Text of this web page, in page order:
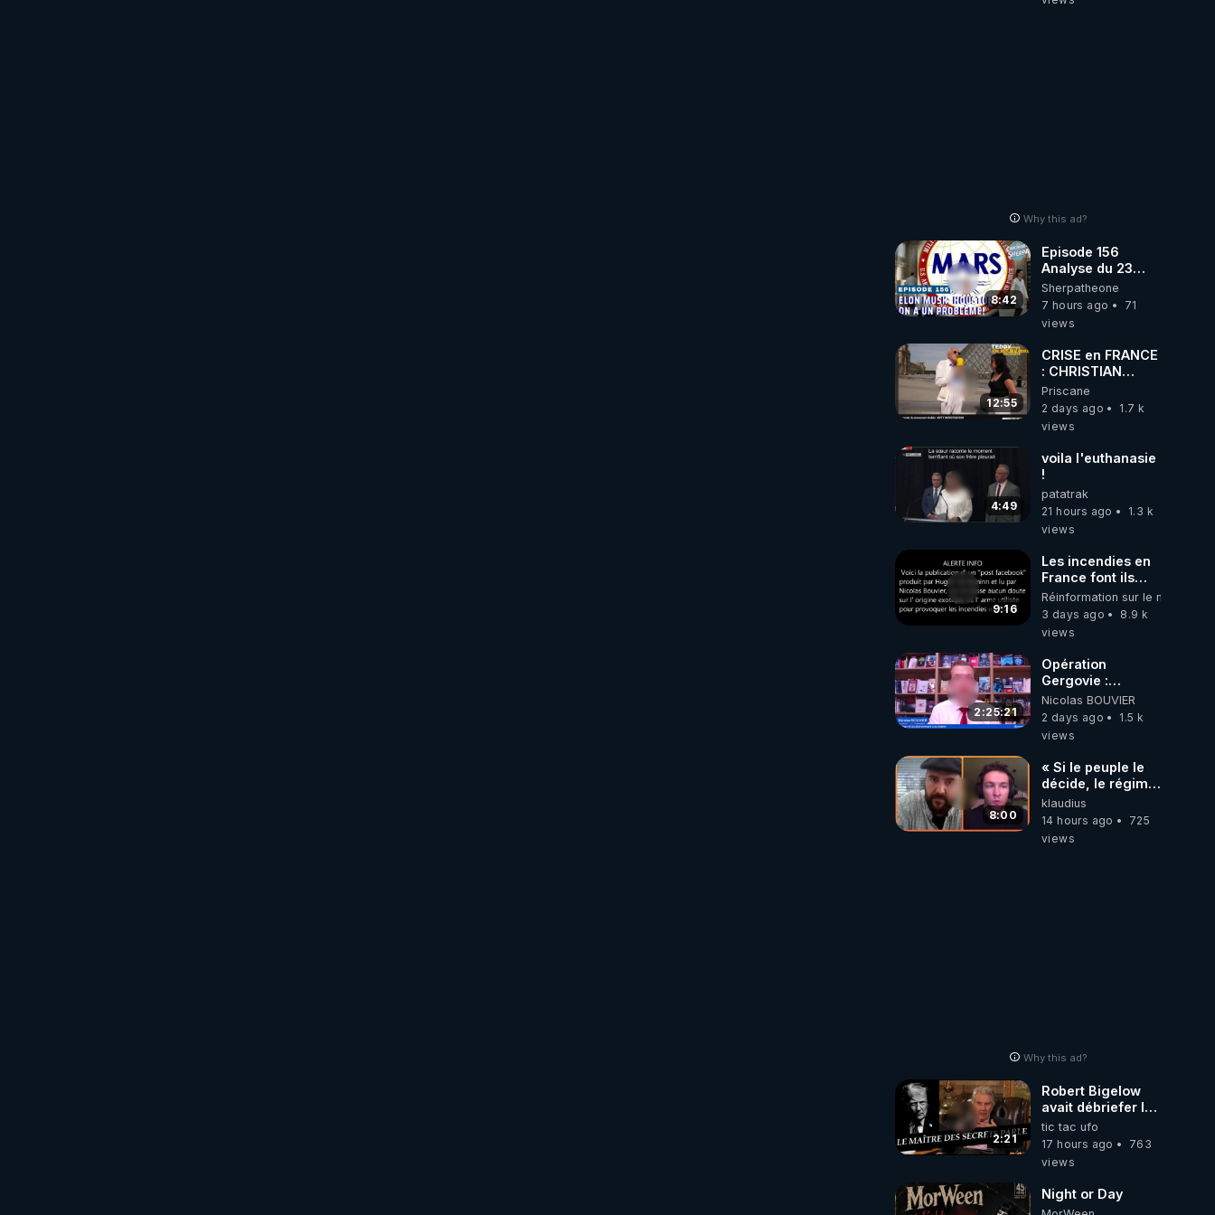
Why this ad?
8:42
Episode 156
Analyse du 23
février 2025 Elon
Musk : Houston ,
on a un problème
Sherpatheone
7 hours ago
71
views
12:55
CRISE en FRANCE
: CHRISTIAN
COTTEN FAIT une
étrange
découverte
Priscane
2 days ago
1.7 k
views
4:49
voila l'euthanasie
!
patatrak
21 hours ago
1.3 k
views
9:16
Les incendies en
France font ils
partie d' un plan
qui aurait débuté
le 11 septembre
Réinformation sur le monde
3 days ago
8.9 k
views
2:25:21
Opération
Gergovie :
‪@38resistancegauloise‬
‪@MarionSigautOfficiel‬
‪@gladysriifard5710‬
Nicolas BOUVIER
2 days ago
1.5 k
views
8:00
« Si le peuple le
décide, le régime
peut tomber
demain ! »
klaudius
14 hours ago
725
views
Why this ad?
2:21
Robert Bigelow
avait débriefer le
pédophile
génocidaire de
donald j trump
tic tac ufo
17 hours ago
763
views
Night or Day